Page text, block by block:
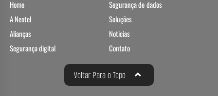
Home
A Neotel
Alianças
Segurança digital
Segurança de dados
Soluções
Noticias
Contato
Voltar Para o Topo